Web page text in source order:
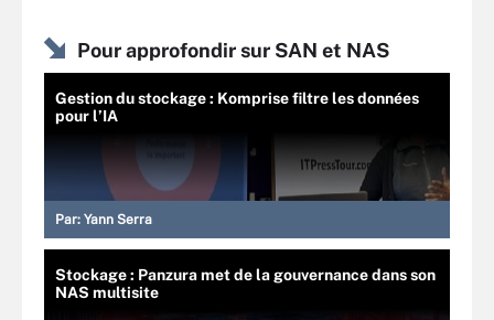
Pour approfondir sur SAN et NAS
Gestion du stockage : Komprise filtre les données
pour l’IA
Par: Yann Serra
Stockage : Panzura met de la gouvernance dans son
NAS multisite